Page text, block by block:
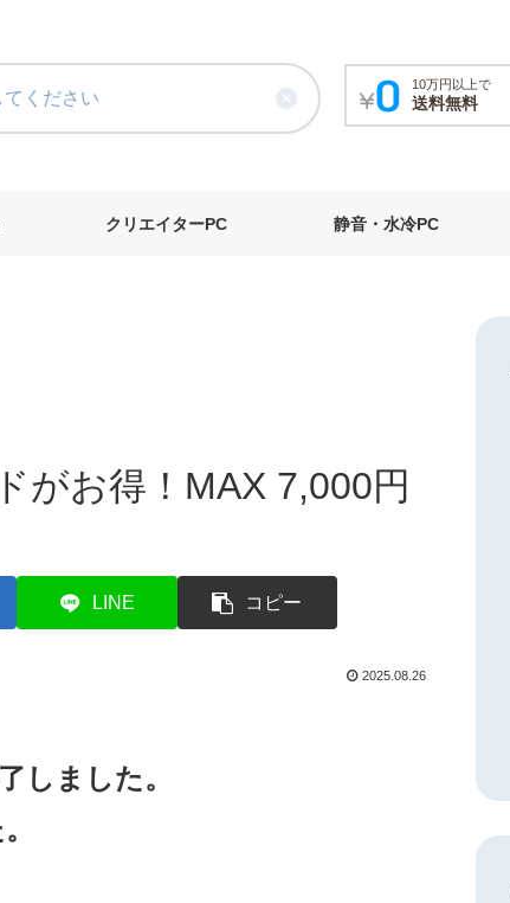
10万円以上で
送料無料
クリエイターPC 静音・水冷PC
がお得！MAX 7,000円
LINE コピー
2025.08.26
しました。